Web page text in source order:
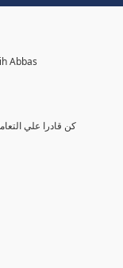
Abbas
كن قادرا علي